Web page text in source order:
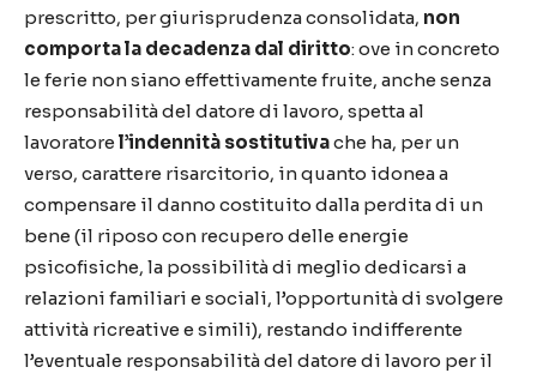
prescritto, per giurisprudenza consolidata, non
comporta la decadenza dal diritto: ove in concreto
le ferie non siano effettivamente fruite, anche senza
responsabilità del datore di lavoro, spetta al
lavoratore l’indennità sostitutivache ha, per un
verso, carattere risarcitorio, in quanto idonea a
compensare il danno costituito dalla perdita di un
bene (il riposo con recupero delle energie
psicofisiche, la possibilità di meglio dedicarsi a
relazioni familiari e sociali, l’opportunità di svolgere
attività ricreative e simili), restando indifferente
l’eventuale responsabilità del datore di lavoro per il